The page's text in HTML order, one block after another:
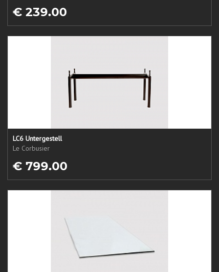
€ 239.00
LC6 Untergestell
Le Corbusier
€ 799.00